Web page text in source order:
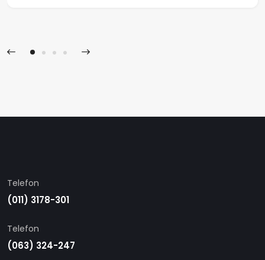
Telefon
(011) 3178-301
Telefon
(063) 324-247